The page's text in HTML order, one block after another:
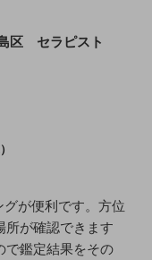
区 セラピスト
が便利です。方位
所が確認できます
で鑑定結果をその